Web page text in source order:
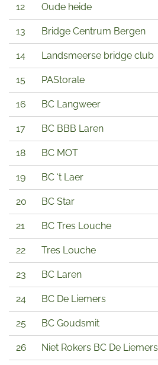
12 Oude heide
13 Bridge Centrum Bergen
14 Landsmeerse bridge club
15 PAStorale
16 BC Langweer
17 BC BBB Laren
18 BC MOT
19 BC ‘t Laer
20 BC Star
21 BC Tres Louche
22 Tres Louche
23 BC Laren
24 BC De Liemers
25 BC Goudsmit
26 Niet Rokers BC De Liemers